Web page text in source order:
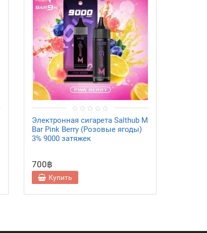
Электронная сигарета Salthub M
Bar Pink Berry (Розовые ягоды)
3% 9000 затяжек
700฿
Купить